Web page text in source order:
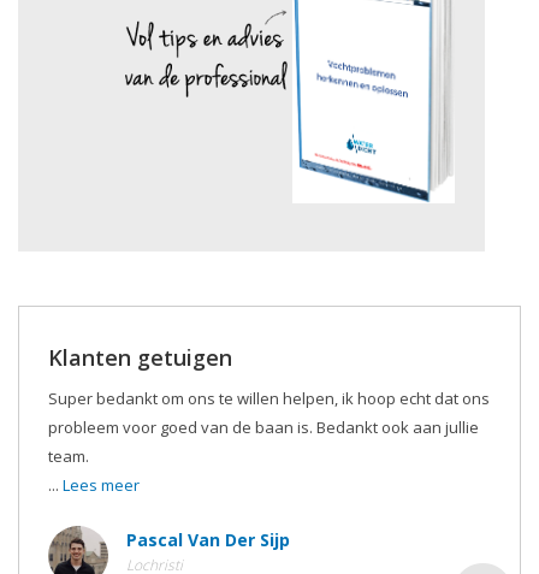
Klanten getuigen
Super bedankt om ons te willen helpen, ik hoop echt dat ons
probleem voor goed van de baan is. Bedankt ook aan jullie
team.
... Lees meer
Pascal Van Der Sijp
Lochristi